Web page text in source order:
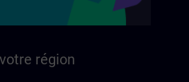
région